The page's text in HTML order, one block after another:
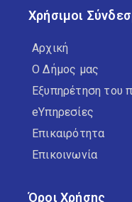
Χρήσιμοι
Αρχική
Ο Δήμος μας
Εξυπηρέτηση του
eΥπηρεσίες
Επικαιρότητα
Επικοινωνία
Όροι Χρήσης